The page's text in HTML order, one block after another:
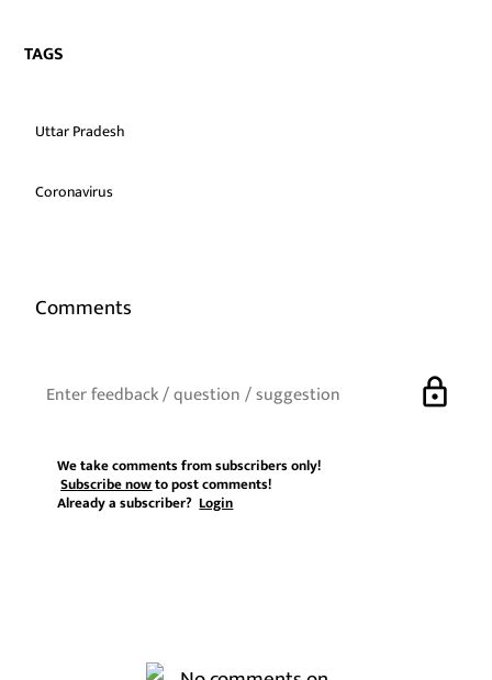
TAGS
Uttar Pradesh
Coronavirus
Comments
lock
We take comments from subscribers only!
Subscribe nowto post comments!
Already a subscriber?Login